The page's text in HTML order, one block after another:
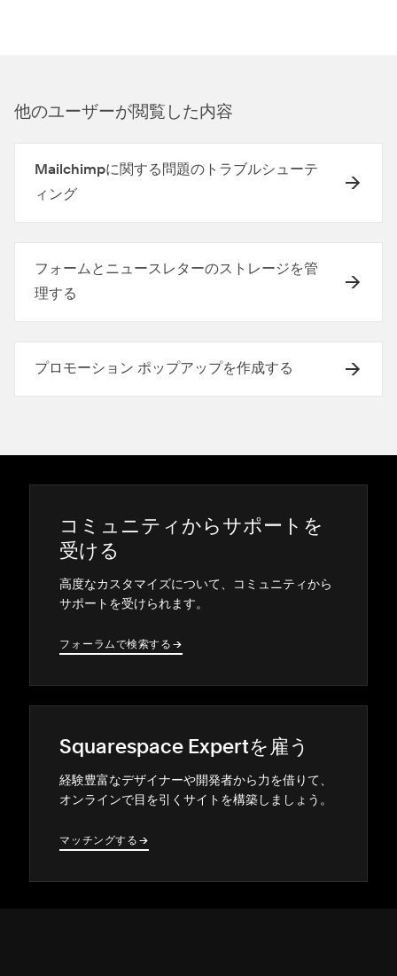
他のユ⁠ーザ⁠ーが閲覧した内容
Mailchimpに関する問題のトラブルシューテ
ィング
フォームとニュースレターのストレージを管
理する
プロモーション ポップアップを作成する
コミ⁠ュニテ⁠ィからサポ⁠ートを
受ける
高度なカスタマイズについて⁠、コミ⁠ュニテ⁠ィから
サポ⁠ートを受けられます⁠。
フ⁠ォ⁠ーラムで検索する →
→
Squarespace Expertを雇う
経験豊富なデザイナ⁠ーや開発者から力を借りて⁠、
オンラインで目を引くサイトを構築しまし⁠ょう⁠。
マ⁠ッチングする →
→